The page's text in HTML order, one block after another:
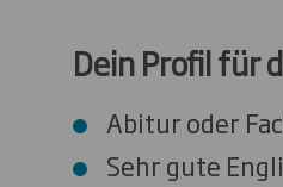
Dein Profil für
Abitur oder
Sehr gute